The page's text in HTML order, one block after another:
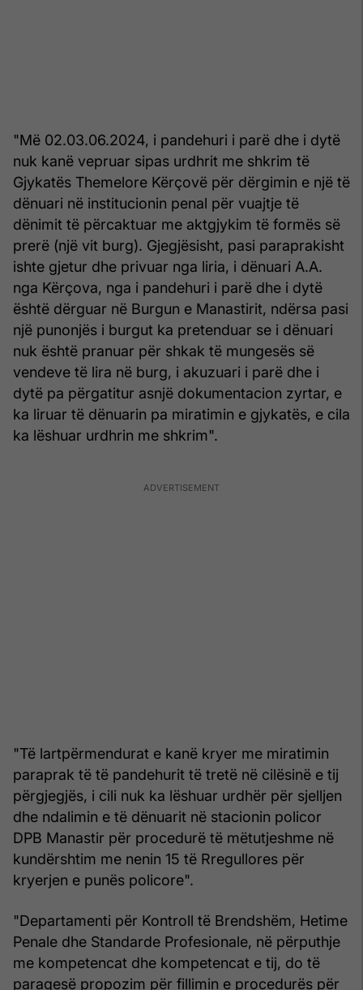
"Më 02.03.06.2024, i pandehuri i parë dhe i dytë
nuk kanë vepruar sipas urdhrit me shkrim të
Gjykatës Themelore Kërçovë për dërgimin e një të
dënuari në institucionin penal për vuajtje të
dënimit të përcaktuar me aktgjykim të formës së
prerë (një vit burg). Gjegjësisht, pasi paraprakisht
ishte gjetur dhe privuar nga liria, i dënuari A.A.
nga Kërçova, nga i pandehuri i parë dhe i dytë
është dërguar në Burgun e Manastirit, ndërsa pasi
një punonjës i burgut ka pretenduar se i dënuari
nuk është pranuar për shkak të mungesës së
vendeve të lira në burg, i akuzuari i parë dhe i
dytë pa përgatitur asnjë dokumentacion zyrtar, e
ka liruar të dënuarin pa miratimin e gjykatës, e cila
ka lëshuar urdhrin me shkrim".
"Të lartpërmendurat e kanë kryer me miratimin
paraprak të të pandehurit të tretë në cilësinë e tij
përgjegjës, i cili nuk ka lëshuar urdhër për sjelljen
dhe ndalimin e të dënuarit në stacionin policor
DPB Manastir për procedurë të mëtutjeshme në
kundërshtim me nenin 15 të Rregullores për
kryerjen e punës policore".
"Departamenti për Kontroll të Brendshëm, Hetime
Penale dhe Standarde Profesionale, në përputhje
me kompetencat dhe kompetencat e tij, do të
paraqesë propozim për fillimin e procedurës për